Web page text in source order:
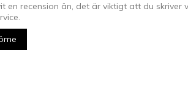
en recension än, det är viktigt att du skriver